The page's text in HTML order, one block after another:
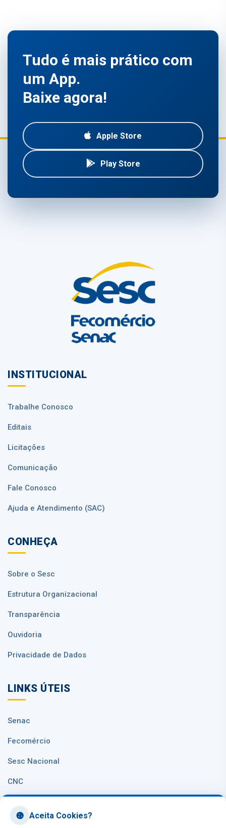
Tudo é mais prático com
um App.
Baixe agora!
Apple Store
Play Store
INSTITUCIONAL
Trabalhe Conosco
Editais
Licitações
Comunicação
Fale Conosco
Ajuda e Atendimento (SAC)
CONHEÇA
Sobre o Sesc
Estrutura Organizacional
Transparência
Ouvidoria
Privacidade de Dados
LINKS ÚTEIS
Senac
Fecomércio
Sesc Nacional
CNC
Aceita Cookies?